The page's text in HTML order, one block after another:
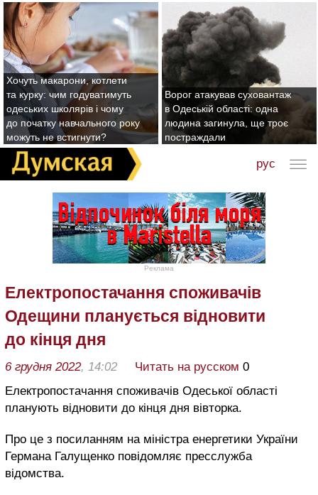
Хочуть макарони, котлети
та курку: чим годуватимуть
одеських школярів і чому
до початку навчального року
можуть не встигнути?
Ворог атакував суховантаж
в Одеській області: одна
людина загинула, ще троє
постраждали
рус
Реклама
Електропостачання споживачів
Одещини планується відновити
до кінця дня
6 грудня 2022, 14:02 Читать на русском 0
Електропостачання споживачів Одеської області
планують відновити до кінця дня вівторка.
Про це з посиланням на міністра енергетики України
Германа Галущенко повідомляє пресслужба
відомства.